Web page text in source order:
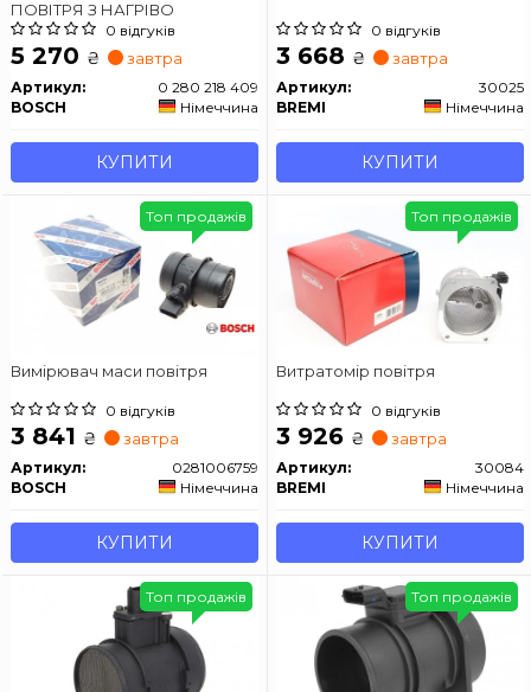
ПОВІТРЯ З НАГРІВО
0 відгуків
5 270 ₴ завтра
Артикул:
0 280 218 409
BOSCH
Німеччина
КУПИТИ
0 відгуків
3 668 ₴ завтра
Артикул:
30025
BREMI
Німеччина
КУПИТИ
Вимірювач маси повітря
0 відгуків
3 841 ₴ завтра
Артикул:
0281006759
BOSCH
Німеччина
КУПИТИ
Топ продажів
Витратомір повітря
0 відгуків
3 926 ₴ завтра
Артикул:
30084
BREMI
Німеччина
КУПИТИ
Топ продажів
Топ продажів Топ продажів